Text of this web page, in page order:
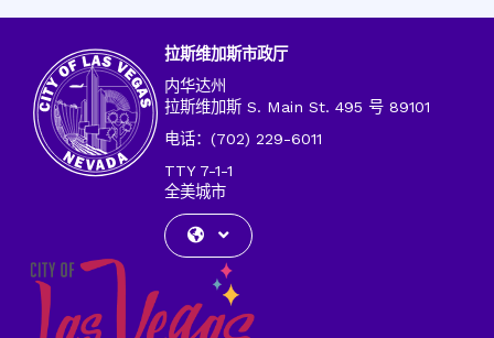
件
地
址
拉斯维加斯市政厅
内华达州
拉斯维加斯 S. Main St. 495 号 89101
电话：(702) 229-6011
TTY 7-1-1
全美城市